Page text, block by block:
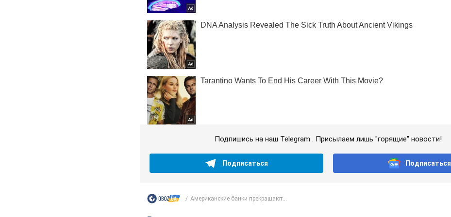
Подпишись на наш Telegram . Присылаем лишь "горящие" новости!
Подписаться Подписаться
Американские банки прекращают...